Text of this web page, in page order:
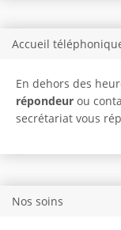
Accueil
En dehors des
répondeurou
secrétariat vous
Nos soins